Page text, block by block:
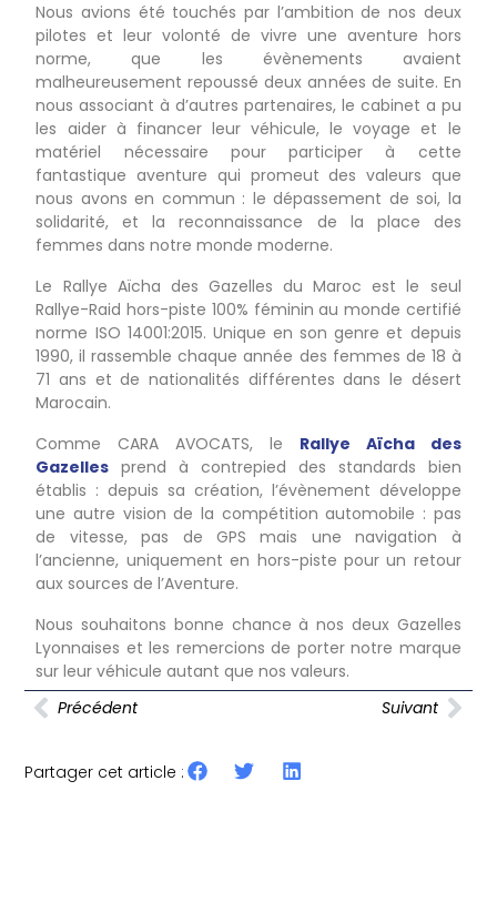
Nous avions été touchés par l’ambition de nos deux
pilotes et leur volonté de vivre une aventure hors
norme, que les évènements avaient
malheureusement repoussé deux années de suite. En
nous associant à d’autres partenaires, le cabinet a pu
les aider à financer leur véhicule, le voyage et le
matériel nécessaire pour participer à cette
fantastique aventure qui promeut des valeurs que
nous avons en commun : le dépassement de soi, la
solidarité, et la reconnaissance de la place des
femmes dans notre monde moderne.
Le Rallye Aïcha des Gazelles du Maroc est le seul
Rallye-Raid hors-piste 100% féminin au monde certifié
norme ISO 14001:2015. Unique en son genre et depuis
1990, il rassemble chaque année des femmes de 18 à
71 ans et de nationalités différentes dans le désert
Marocain.
Comme CARA AVOCATS, le Rallye Aïcha des
Gazelles prend à contrepied des standards bien
établis : depuis sa création, l’évènement développe
une autre vision de la compétition automobile : pas
de vitesse, pas de GPS mais une navigation à
l’ancienne, uniquement en hors-piste pour un retour
aux sources de l’Aventure.
Nous souhaitons bonne chance à nos deux Gazelles
Lyonnaises et les remercions de porter notre marque
sur leur véhicule autant que nos valeurs.
Précédent
Suivant
Partager cet article :